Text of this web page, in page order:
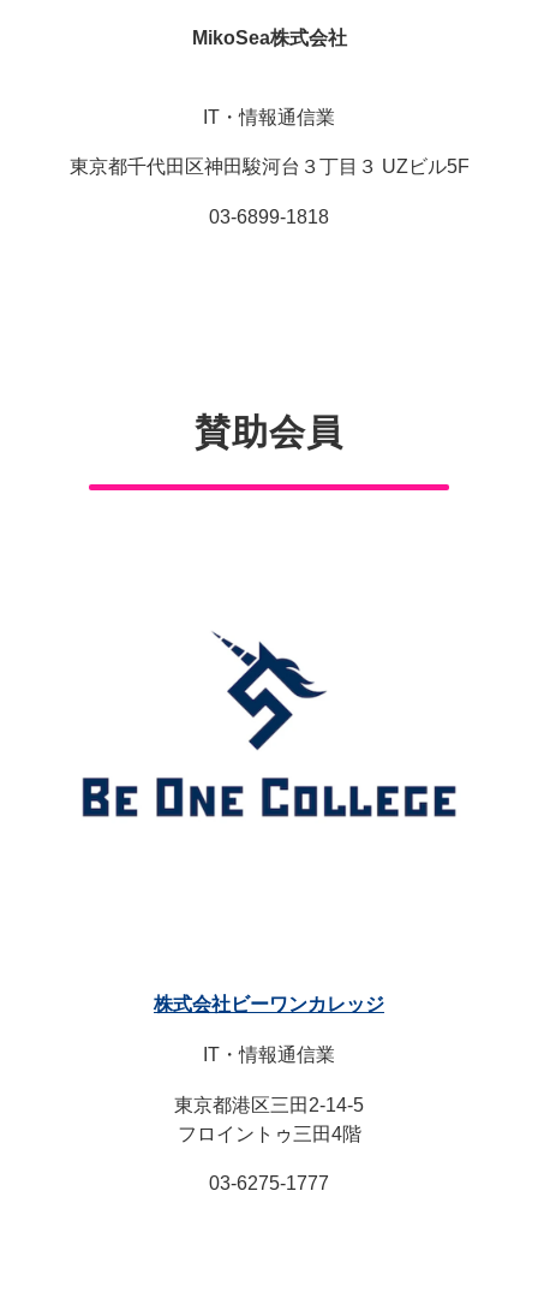
MikoSea株式会社
IT・情報通信業
東京都千代田区神田駿河台３丁目３ UZビル5F
03-6899-1818
賛助会員
株式会社ビーワンカレッジ
IT・情報通信業
東京都港区三田2-14-5
フロイントゥ三田4階
03-6275-1777